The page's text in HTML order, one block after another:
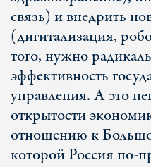
связь) и внедрить
(дигитализация,
того, нужно
эффективность
управления. А это
открытости
отношению к
которой Россия по-